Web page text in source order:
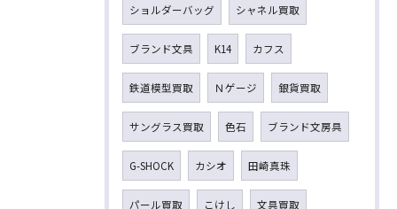
ショルダーバッグ シャネル買取
ブランド文具 K14 カフス
鉄道模型買取 Ｎゲージ 銀貨買取
サングラス買取 色石 ブランド文房具
G-SHOCK カシオ 田崎真珠
パール買取 こけし 文具買取